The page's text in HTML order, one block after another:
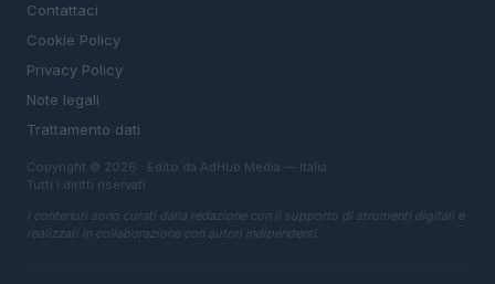
Contattaci
Cookie Policy
Privacy Policy
Note legali
Trattamento dati
Copyright © 2026 · Edito da AdHub Media — Italia
Tutti i diritti riservati
I contenuti sono curati dalla redazione con il supporto di strumenti digitali e
realizzati in collaborazione con autori indipendenti.